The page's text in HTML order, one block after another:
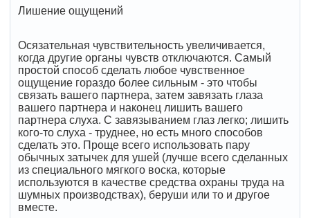
Лишение ощущений
Осязательная чувствительность увеличивается,
когда другие органы чувств отключаются. Самый
простой способ сделать любое чувственное
ощущение гораздо более сильным - это чтобы
связать вашего партнера, затем завязать глаза
вашего партнера и наконец лишить вашего
партнера слуха. С завязыванием глаз легко; лишить
кого-то слуха - труднее, но есть много способов
сделать это. Проще всего использовать пару
обычных затычек для ушей (лучше всего сделанных
из специального мягкого воска, которые
используются в качестве средства охраны труда на
шумных производствах), беруши или то и другое
вместе.